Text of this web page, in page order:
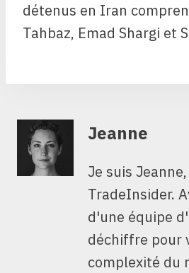
détenus en Iran
Tahbaz, Emad Shargi et
Jeanne
Je suis
TradeInsider.
d'une équipe
déchiffre pour
complexité du